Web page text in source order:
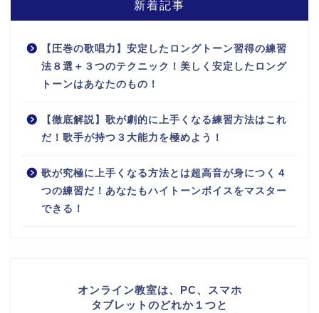
新着記事
【圧巻の歌唱力】安定したロングトーン習得の練習
法８選＋３つのテクニック！美しく安定したロング
トーンはあなたのもの！
【徹底解説】歌が劇的に上手くなる練習方法はこれ
だ！歌手が持つ３大能力を極めよう！
歌が究極に上手くなる方法とは超高音が身につく４
つの練習だ！あなたもハイトーンボイスをマスター
できる！
オンライン教室は、PC、スマホ
タブレットのどれか１つと